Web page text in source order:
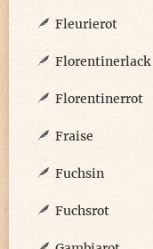
Fleurierot
Florentinerlack
Florentinerrot
Fraise
Fuchsin
Fuchsrot